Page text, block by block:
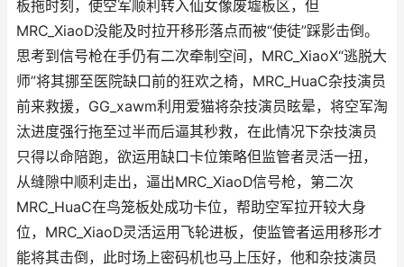
板拖时刻，使空军顺利转入仙女像废墟板区，但
MRC_XiaoD没能及时拉开移形落点而被“使徒”踩影击倒。
思考到信号枪在手仍有二次牵制空间，MRC_XiaoX“逃脱大
师”将其挪至医院缺口前的狂欢之椅，MRC_HuaC杂技演员
前来救援，GG_xawm利用爱猫将杂技演员眩晕，将空军淘
汰进度强行拖至过半而后逼其秒救，在此情况下杂技演员
只得以命陪跑，欲运用缺口卡位策略但监管者灵活一扭，
从缝隙中顺利走出，逼出MRC_XiaoD信号枪，第二次
MRC_HuaC在鸟笼板处成功卡位，帮助空军拉开较大身
位，MRC_XiaoD灵活运用飞轮进板，使监管者运用移形才
能将其击倒，此时场上密码机也马上压好，他和杂技演员